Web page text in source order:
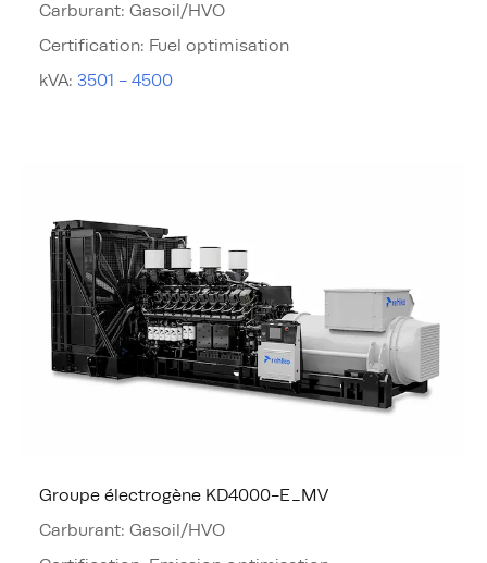
Carburant: Gasoil/HVO
Certification: Fuel optimisation
kVA:3501 - 4500
Groupe électrogène KD4000-E_MV
Carburant: Gasoil/HVO